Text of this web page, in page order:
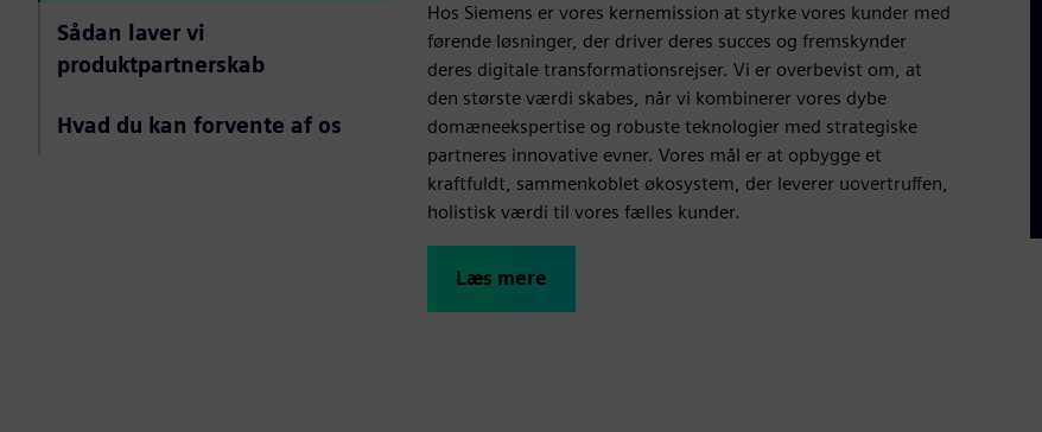
Sådan laver vi
produktpartnerskab
Hvad du kan forvente af os
Hos Siemens er vores kernemission at styrke vores kunder med
førende løsninger, der driver deres succes og fremskynder
deres digitale transformationsrejser. Vi er overbevist om, at
den største værdi skabes, når vi kombinerer vores dybe
domæneekspertise og robuste teknologier med strategiske
partneres innovative evner. Vores mål er at opbygge et
kraftfuldt, sammenkoblet økosystem, der leverer uovertruffen,
holistisk værdi til vores fælles kunder.
Læs mere